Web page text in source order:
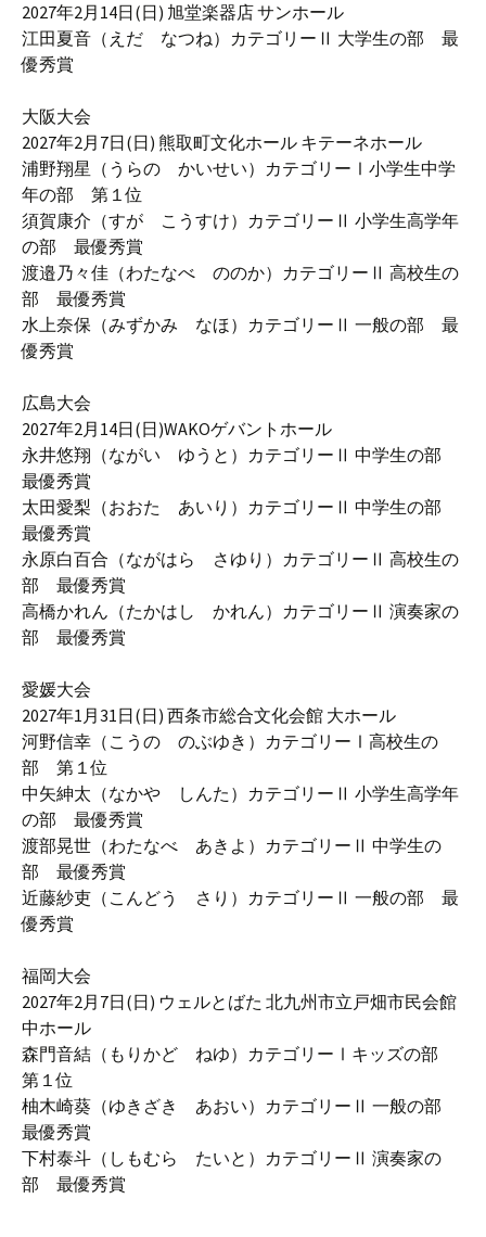
2027年2月14日(日) 旭堂楽器店 サンホール
江田夏音（えだ なつね）カテゴリーⅡ 大学生の部 最
優秀賞
大阪大会
2027年2月7日(日) 熊取町文化ホール キテーネホール
浦野翔星（うらの かいせい）カテゴリーⅠ小学生中学
年の部 第１位
須賀康介（すが こうすけ）カテゴリーⅡ 小学生高学年
の部 最優秀賞
渡邉乃々佳（わたなべ ののか）カテゴリーⅡ 高校生の
部 最優秀賞
水上奈保（みずかみ なほ）カテゴリーⅡ 一般の部 最
優秀賞
広島大会
2027年2月14日(日)WAKOゲバントホール
永井悠翔（ながい ゆうと）カテゴリーⅡ 中学生の部
最優秀賞
太田愛梨（おおた あいり）カテゴリーⅡ 中学生の部
最優秀賞
永原白百合（ながはら さゆり）カテゴリーⅡ 高校生の
部 最優秀賞
高橋かれん（たかはし かれん）カテゴリーⅡ 演奏家の
部 最優秀賞
愛媛大会
2027年1月31日(日) 西条市総合文化会館 大ホール
河野信幸（こうの のぶゆき）カテゴリーⅠ高校生の
部 第１位
中矢紳太（なかや しんた）カテゴリーⅡ 小学生高学年
の部 最優秀賞
渡部晃世（わたなべ あきよ）カテゴリーⅡ 中学生の
部 最優秀賞
近藤紗吏（こんどう さり）カテゴリーⅡ 一般の部 最
優秀賞
福岡大会
2027年2月7日(日) ウェルとばた 北九州市立戸畑市民会館
中ホール
森門音結（もりかど ねゆ）カテゴリーⅠキッズの部
第１位
柚木崎葵（ゆきざき あおい）カテゴリーⅡ 一般の部
最優秀賞
下村泰斗（しもむら たいと）カテゴリーⅡ 演奏家の
部 最優秀賞